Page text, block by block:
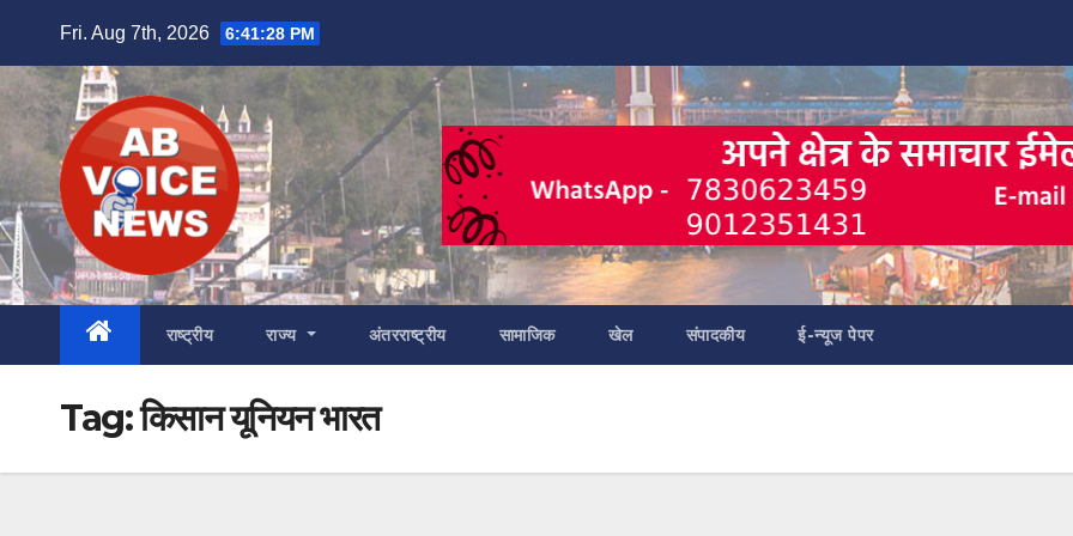
content
Fri. Aug 7th, 2026 6:41:29 PM
राष्ट्रीय राज्य अंतरराष्ट्रीय सामाजिक खेल संपादकीय ई-न्यूज पेपर
Tag:किसान यूनियन भारत